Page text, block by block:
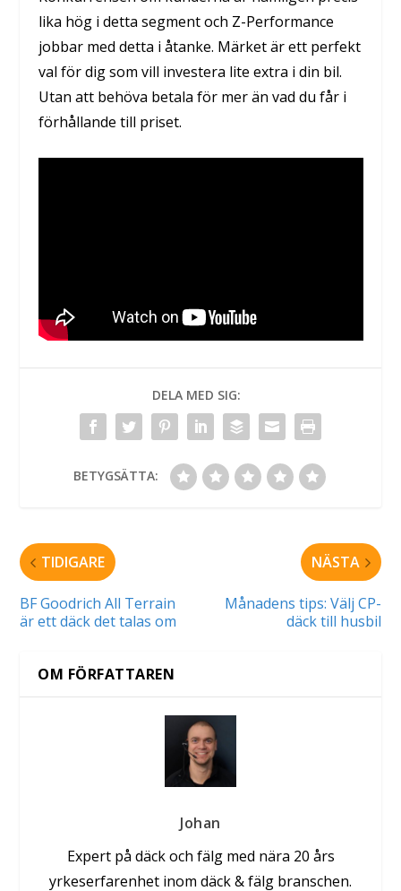
lika hög i detta segment och Z-Performance
jobbar med detta i åtanke. Märket är ett perfekt
val för dig som vill investera lite extra i din bil.
Utan att behöva betala för mer än vad du får i
förhållande till priset.
DELA MED SIG:
BETYGSÄTTA:
TIDIGARE
BF Goodrich All Terrain
är ett däck det talas om
NÄSTA
Månadens tips: Välj CP-
däck till husbil
OM FÖRFATTAREN
Johan
Expert på däck och fälg med nära 20 års
yrkeserfarenhet inom däck & fälg branschen.